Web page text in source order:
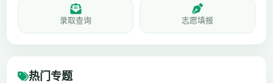
录取查询 志愿填报
热门专题